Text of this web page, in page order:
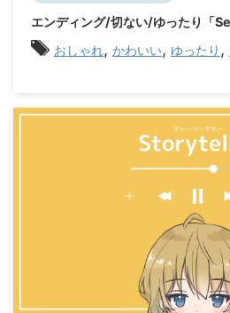
エンディング/切ない/ゆったり「
おしゃれ, かわいい, ゆったり ,